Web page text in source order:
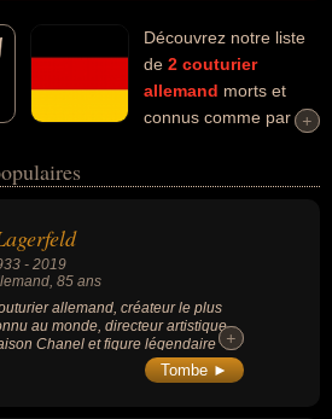
Découvrez notre liste
de 2 couturier
allemand morts et
connus comme par
liens variés dans les domaines de l'art,
artiste, cinéaste, dessinateur, éditeur,
d'affaire, photographe ou styliste.
+
+
- 2019
, 85 ans
allemand, créateur le plus
au monde, directeur artistique
Chanel et figure légendaire
+
+
Tombe ►